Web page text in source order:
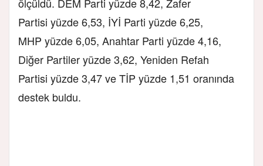
Partisi yüzde 6,53, İYİ Parti yüzde 6,25,
MHP yüzde 6,05, Anahtar Parti yüzde 4,16,
Diğer Partiler yüzde 3,62, Yeniden Refah
Partisi yüzde 3,47 ve TİP yüzde 1,51 oranında
destek buldu.